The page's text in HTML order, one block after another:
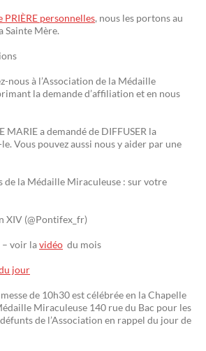
PRIÈRE personnelles, nous les portons au
Sainte Mère.
nous à l’Association de la Médaille
la demande d’affiliation et en nous
MARIE a demandé de DIFFUSER la
Vous pouvez aussi nous y aider par une
de la Médaille Miraculeuse : sur votre
XIV (@Pontifex_fr)
– voir lavidéo du mois
jour
de 10h30 est célébrée en la Chapelle
Miraculeuse 140 rue du Bac pour les
de l’Association en rappel du jour de